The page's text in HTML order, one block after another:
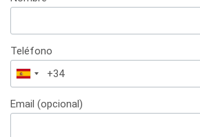
Teléfono
España
+34
Email (opcional)